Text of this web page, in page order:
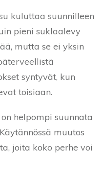
kuluttaa suunnilleen
pieni suklaalevy
mutta se ei yksin
syntyvät, kun
toisiaan.
helpompi suunnata
muutos
joita koko perhe voi